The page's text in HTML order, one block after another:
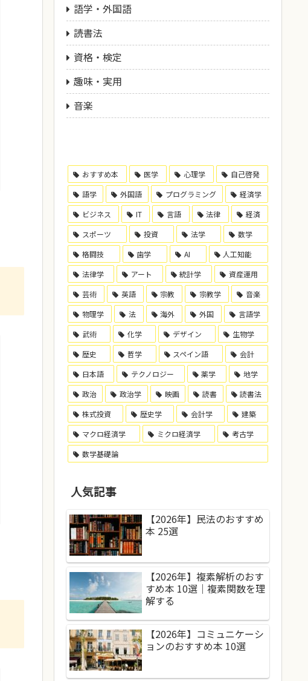
語学・外国語
読書法
資格・検定
趣味・実用
音楽
おすすめ本 医学 心理学
自己啓発
語学
外国語 プログラミング
経済学
ビジネス
IT 言語 法律
経済
スポーツ
投資 法学
数学
格闘技
歯学 AI
人工知能
法律学
アート 統計学
資産運用
芸術
英語 宗教 宗教学
音楽
物理学
法 海外 外国
言語学
武術
化学 デザイン
生物学
歴史
哲学 スペイン語
会計
日本語
テクノロジー 薬学
地学
政治
政治学 映画 読書
読書法
株式投資
歴史学 会計学
建築
マクロ経済学
ミクロ経済学
考古学
数学基礎論
人気記事
【2026年】民法のおすすめ
本 25選
【2026年】複素解析のおす
すめ本 10選｜複素関数を理
解する
【2026年】コミュニケーシ
ョンのおすすめ本 10選